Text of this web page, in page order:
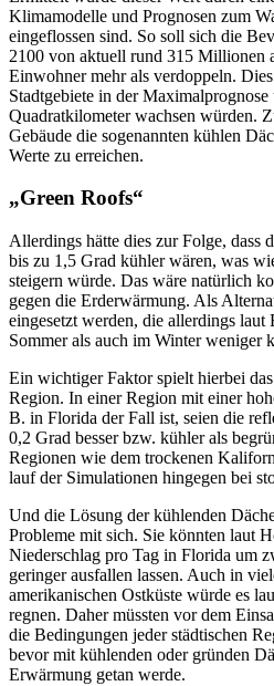
Klimamodelle und Prognosen zum
eingeflossen sind. So soll sich die
2100 von aktuell rund 315 Millionen
Einwohner mehr als verdoppeln.
Stadtgebiete in der
Quadratkilometer wachsen würden.
Gebäude die sogenannten kühlen
Werte zu erreichen.
„Green Roofs“
Allerdings hätte dies zur Folge, dass
bis zu 1,5 Grad kühler wären, was
steigern würde. Das wäre natürlich
gegen die Erderwärmung. Als
eingesetzt werden, die allerdings
Sommer als auch im Winter weniger
Ein wichtiger Faktor spielt hierbei
Region. In einer Region mit einer
B. in Florida der Fall ist, seien die
0,2 Grad besser bzw. kühler als
Regionen wie dem trockenen
lauf der Simulationen hingegen bei
Und die Lösung der kühlenden
Probleme mit sich. Sie könnten laut
Niederschlag pro Tag in Florida um
geringer ausfallen lassen. Auch in
amerikanischen Ostküste würde es
regnen. Daher müssten vor dem
die Bedingungen jeder städtischen
bevor mit kühlenden oder gründen
Erwärmung getan werde.